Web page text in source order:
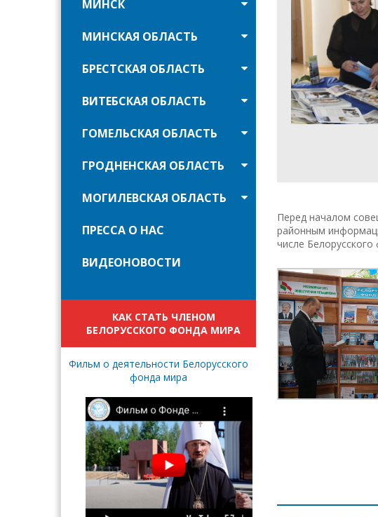
МИНСК
МИНСКАЯ ОБЛАСТЬ
БРЕСТСКАЯ ОБЛАСТЬ
ВИТЕБСКАЯ ОБЛАСТЬ
ГОМЕЛЬСКАЯ ОБЛАСТЬ
ГРОДНЕНСКАЯ ОБЛАСТЬ
МОГИЛЕВСКАЯ ОБЛАСТЬ
ПРЕССА О НАС
ВИДЕОНОВОСТИ
КАК СТАТЬ ЧЛЕНОМ
БЕЛОРУССКОГО ФОНДА МИРА
Фильм о деятельности Белорусского
фонда мира
Перед началом
районным
числе